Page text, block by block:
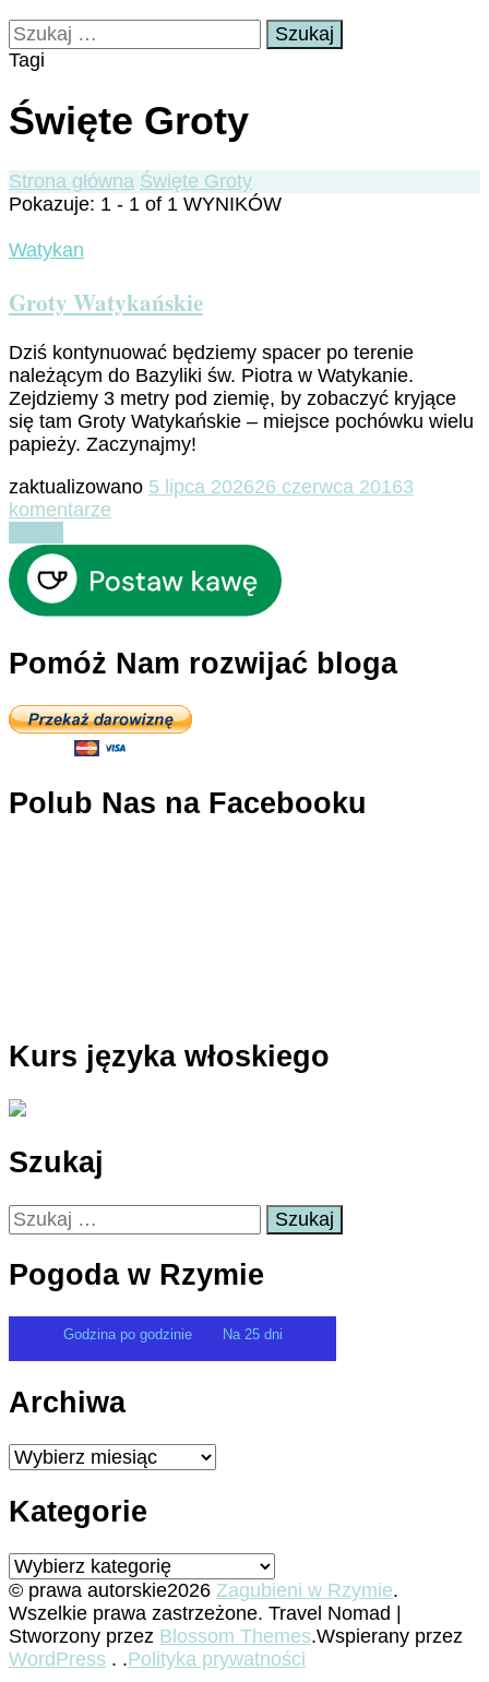
Szukaj:
Tagi
Święte Groty
Strona główna Święte Groty
Pokazuje: 1 - 1 of 1 WYNIKÓW
Watykan
Groty Watykańskie
Dziś kontynuować będziemy spacer po terenie
należącym do Bazyliki św. Piotra w Watykanie.
Zejdziemy 3 metry pod ziemię, by zobaczyć kryjące
się tam Groty Watykańskie – miejsce pochówku wielu
papieży. Zaczynajmy!
zaktualizowano 5 lipca 202626 czerwca 20163
komentarze
Pomóż Nam rozwijać bloga
Polub Nas na Facebooku
Kurs języka włoskiego
Szukaj
Szukaj:
Pogoda w Rzymie
Godzina po godzinie Na 25 dni
Archiwa
Archiwa
Kategorie
Kategorie
© prawa autorskie2026 Zagubieni w Rzymie.
Wszelkie prawa zastrzeżone. Travel Nomad |
Stworzony przez Blossom Themes.Wspierany przez
WordPress . .Polityka prywatności